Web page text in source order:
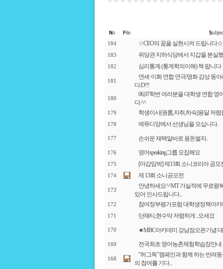
184 ☆CEO의 꿈을 실현시켜 드립니다☆
183 위당관 지하식당에서 지갑을 분실
182 심리통계 (통계학의이해) 책 팝니다
181
연세·이화 연합 연극/영화 감상 동
다:D!!!
180
06,07학번 여러분을 대학생 연합
다.^^
179 학생이사[원룸,자취,하숙]용달 저렴
178 에뜌디앙에서 선생님을 모십니다.
177 손쉬운 재택알바로 용돈벌자..
176 영어speaking그룹 모집해요
175 [마감임박] 제13회 소니코리아 공모전
174 제 13회 소니공모전
173
안녕하세요^^MT 가실적에 무료왕
있어 인사드립니다...
172 참여정부평가포럼 대학생정책아카
171 단체티,현수막 저렴하게 ..오세요
170 ★MBC아카데미 강남점오픈기념
169 전국최초 영어농촌체험학습장안내
168
"허그독"캠페인과 함께 하는 반려
의 참여를 기다...